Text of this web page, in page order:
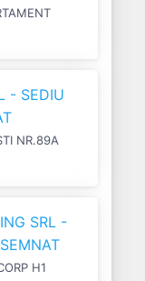
- SEDIU
NR.89A
SRL -
H1